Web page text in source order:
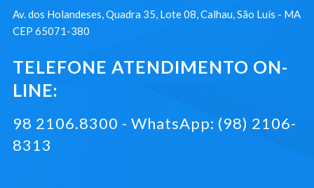
Av. dos Holandeses, Quadra 35, Lote 08, Calhau, São Luís - MA
CEP 65071-380
TELEFONE ATENDIMENTO ON-
LINE:
98 2106.8300 - WhatsApp: (98) 2106-
8313